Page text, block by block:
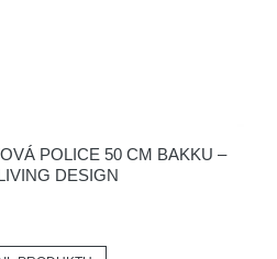
POLICE 50 CM BAKKU –
DESIGN